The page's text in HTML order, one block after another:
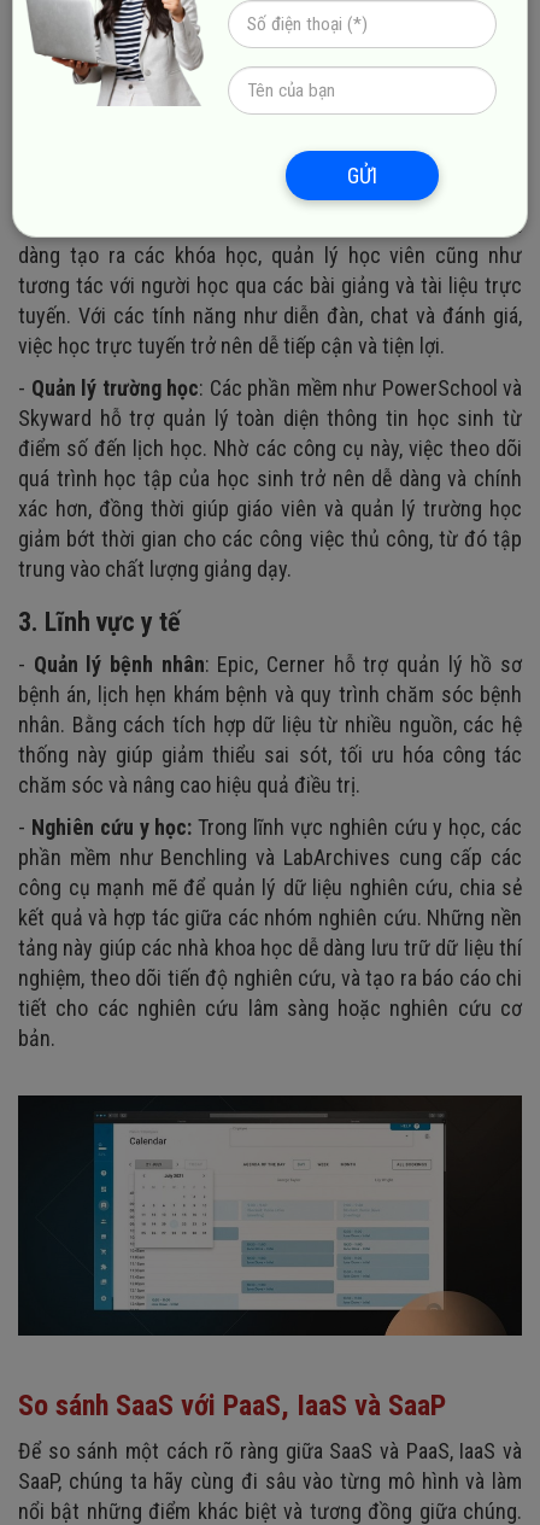
: Các nền tảng như Moodle
và Canvas cung cấp các giải pháp toàn diện cho việc học
trực tuyến, cho phép trường học và tổ chức giáo dục dễ
dàng tạo ra các khóa học, quản lý học viên cũng như
tương tác với người học qua các bài giảng và tài liệu trực
tuyến. Với các tính năng như diễn đàn, chat và đánh giá,
việc học trực tuyến trở nên dễ tiếp cận và tiện lợi.
- Quản lý trường học: Các phần mềm như PowerSchool và
Skyward hỗ trợ quản lý toàn diện thông tin học sinh từ
điểm số đến lịch học. Nhờ các công cụ này, việc theo dõi
quá trình học tập của học sinh trở nên dễ dàng và chính
xác hơn, đồng thời giúp giáo viên và quản lý trường học
giảm bớt thời gian cho các công việc thủ công, từ đó tập
trung vào chất lượng giảng dạy.
3. Lĩnh vực y tế
- Quản lý bệnh nhân: Epic, Cerner hỗ trợ quản lý hồ sơ
bệnh án, lịch hẹn khám bệnh và quy trình chăm sóc bệnh
nhân. Bằng cách tích hợp dữ liệu từ nhiều nguồn, các hệ
thống này giúp giảm thiểu sai sót, tối ưu hóa công tác
chăm sóc và nâng cao hiệu quả điều trị.
- Nghiên cứu y học:Trong lĩnh vực nghiên cứu y học, các
phần mềm như Benchling và LabArchives cung cấp các
công cụ mạnh mẽ để quản lý dữ liệu nghiên cứu, chia sẻ
kết quả và hợp tác giữa các nhóm nghiên cứu. Những nền
tảng này giúp các nhà khoa học dễ dàng lưu trữ dữ liệu thí
nghiệm, theo dõi tiến độ nghiên cứu, và tạo ra báo cáo chi
tiết cho các nghiên cứu lâm sàng hoặc nghiên cứu cơ
bản.
So sánh SaaS với PaaS, IaaS và SaaP
Để so sánh một cách rõ ràng giữa SaaS và PaaS, IaaS và
SaaP, chúng ta hãy cùng đi sâu vào từng mô hình và làm
nổi bật những điểm khác biệt và tương đồng giữa chúng.
GỬI